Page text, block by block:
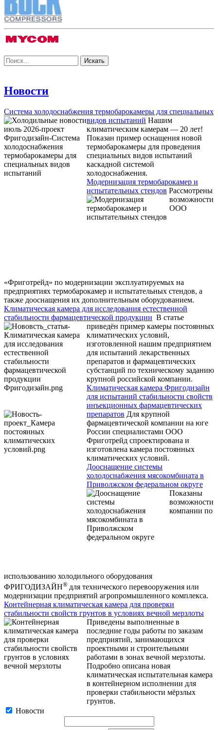
Новости
Система холодоснабжения термобарокамеры для специальных
видов испытаний Нашим
климатическим камерам — 20 лет!
Показан пример оснащения новой
термобарокамеры для проведения
специальных видов испытаний
каскадной системой
холодоснабжения.
Модернизация термобарокамер и
испытательных стендов Рассмотрены
возможности
ООО
«Фриготрейд» по модернизации эксплуатируемых на
предприятиях термобарокамер и испытательных стендов, а
также дооснащения их дополнительным оборудованием.
Климатическая камера для исследования естественной
стабильности фармацевтической продукции В статье
приведён пример камеры постоянных
климатических условий,
изготовленной нашим предприятием
для испытаний лекарственных
препаратов и фармацевтических
субстанций по техническому заданию
крупной российской компании.
Климатическая камера Фригодизайн
для испытаний стабильности свойств
инъекционных фармацевтических
препаратов Для крупной
фармацевтической компании на юге
России специалистами ООО
Фриготрейд спроектирована и
изготовлена камера постоянных
климатических условий.
Дооснащение системы
холодоснабжения мясокомбината в
Приволжском федеральном округе
Показаны
возможности
компании по
использованию холодильного оборудования
ФРИГОДИЗАЙН® для технического перевооружения или
модернизации предприятий агропромышленного комплекса.
Контейнерная климатическая камера для проверки
стабильности свойств грунтов в условиях вечной мерзлоты
Приведены выполненные в
последние годы работы по заказам
предприятий, занимающихся
проектными и строительными
работами в зонах вечной мерзлоты.
Подробно описана новая
климатическая испытательная камера
в контейнерном исполнении для
проверки стабильности мёрзлых
грунтов.
Новости